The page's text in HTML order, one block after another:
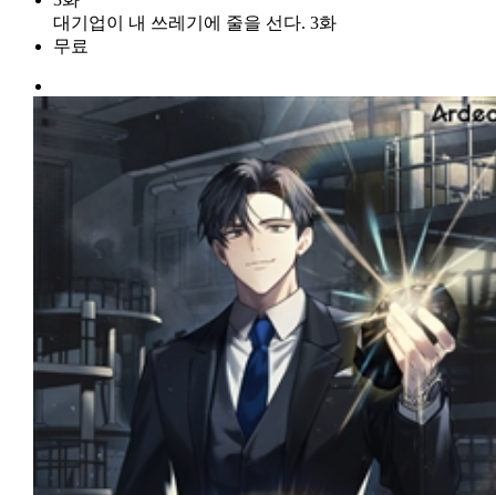
대기업이 내 쓰레기에 줄을 선다. 3화
무료